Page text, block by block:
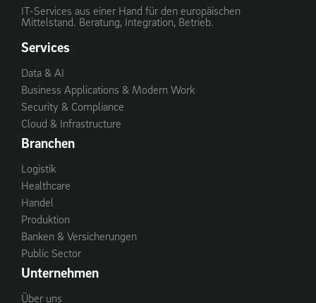
IT-Services aus einer Hand für den europäischen
Mittelstand. Beratung, Integration, Betrieb.
Services
Data & AI
Business Applications & Modern Work
Security & Compliance
Cloud & Infrastructure
Branchen
Logistik
Healthcare
Handel
Produktion
Banken & Versicherungen
Public Sector
Unternehmen
Über uns